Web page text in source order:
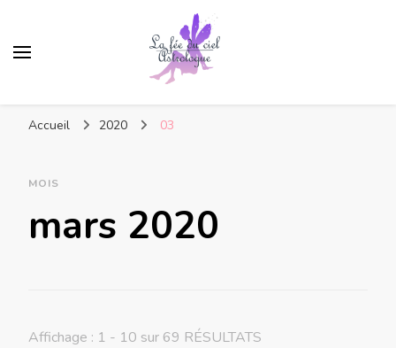
Accueil 2020 03
MOIS
mars 2020
Affichage : 1 - 10 sur 69 RÉSULTATS